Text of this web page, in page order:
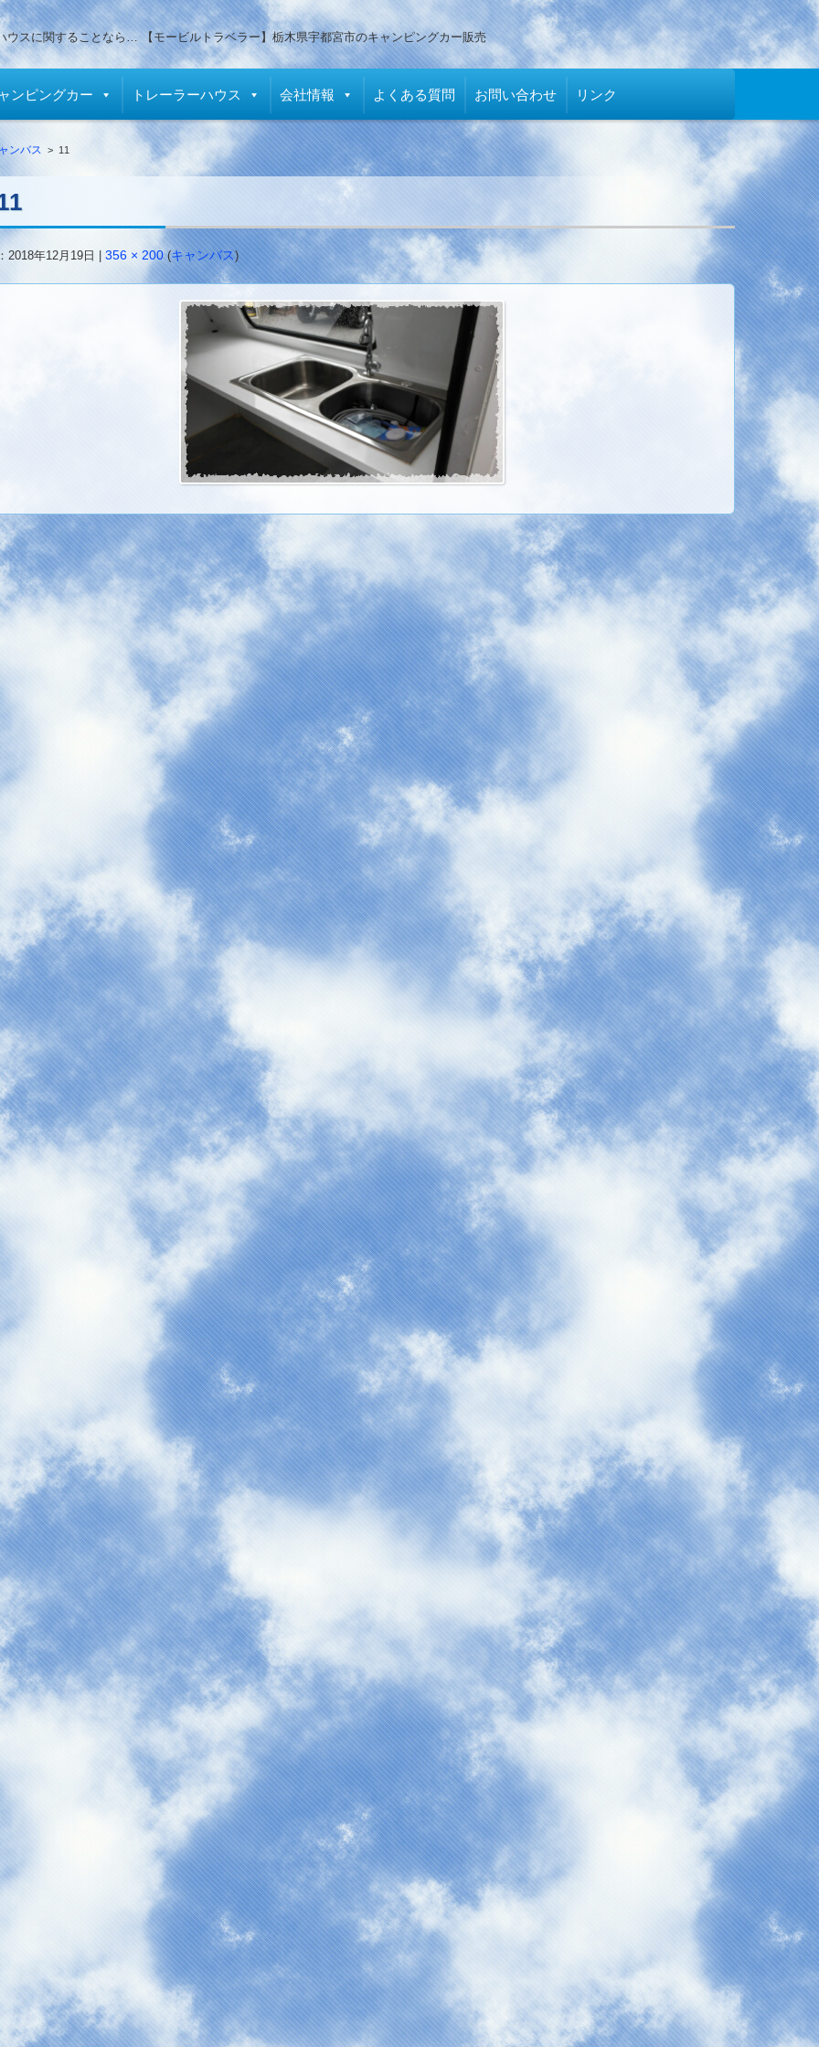
ウスに関することなら… 【モービルトラベラー】栃木県宇都宮市のキャンピングカー販売
ンピングカー トレーラーハウス 会社情報 よくある質問 お問い合わせ リンク
ンバス > 11
2018年12月19日 356 × 200(キャンバス)
業をしています